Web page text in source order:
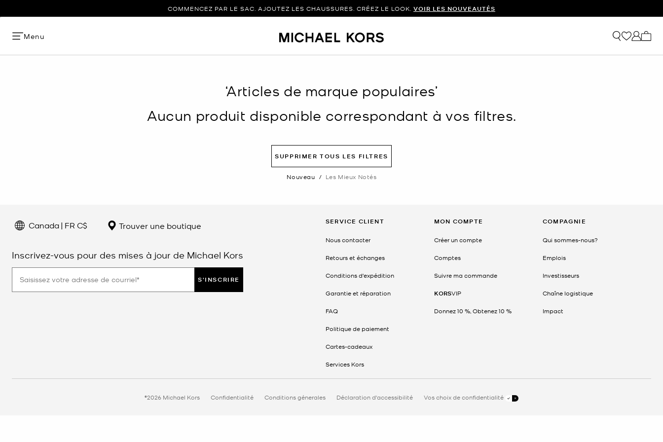
COMMENCEZ PAR LE SAC. AJOUTEZ LES CHAUSSURES. CRÉEZ LE LOOK. VOIR LES NOUVEAUTÉS
Menu
‘Articles de marque populaires’
Aucun produit disponible correspondant à vos filtres.
SUPPRIMER TOUS LES FILTRES
Nouveau / Les Mieux Notés
Canada | FR C$ Trouver une boutique
Inscrivez-vous pour des mises à jour de Michael Kors
S'INSCRIRE
SERVICE CLIENT
Nous contacter
Retours et échanges
Conditions d'expédition
Garantie et réparation
FAQ
Politique de paiement
Cartes-cadeaux
Services Kors
MON COMPTE
Créer un compte
Comptes
Suivre ma commande
KORSVIP
Donnez 10 %, Obtenez 10 %
COMPAGNIE
Qui sommes-nous?
Emplois
Investisseurs
Chaîne logistique
Impact
©2026 Michael Kors Confidentialité Conditions génerales Déclaration d'accessibilité Vos choix de confidentialité